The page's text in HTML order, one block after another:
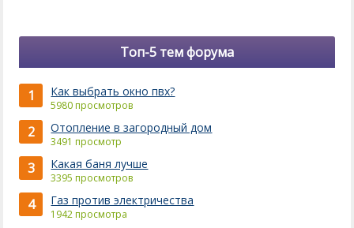
Топ-5 тем форума
1 Как выбрать окно пвх?
5980 просмотров
2 Отопление в загородный дом
3491 просмотр
3 Какая баня лучше
3395 просмотров
4 Газ против электричества
1942 просмотра